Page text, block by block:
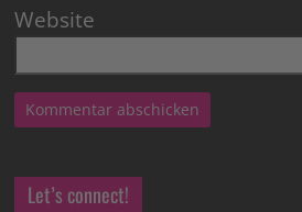
Website
Let’s connect!